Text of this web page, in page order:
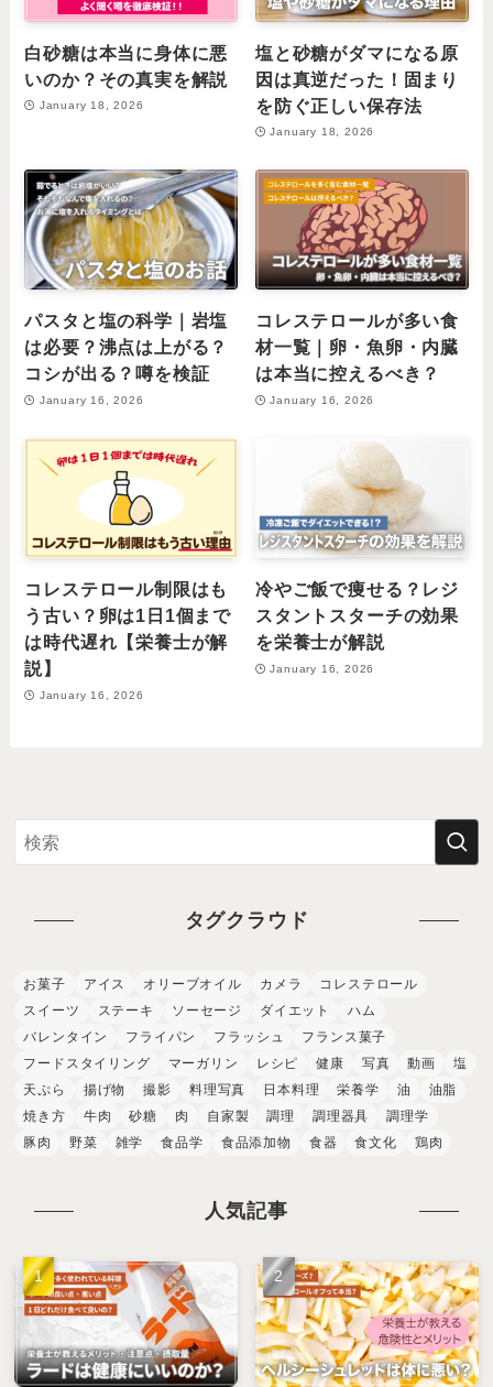
白砂糖は本当に身体に悪
いのか？その真実を解説
January 18, 2026
塩と砂糖がダマになる原
因は真逆だった！固まり
を防ぐ正しい保存法
January 18, 2026
パスタと塩の科学｜岩塩
は必要？沸点は上がる？
コシが出る？噂を検証
January 16, 2026
コレステロールが多い食
材一覧｜卵・魚卵・内臓
は本当に控えるべき？
January 16, 2026
コレステロール制限はも
う古い？卵は1日1個まで
は時代遅れ【栄養士が解
説】
January 16, 2026
冷やご飯で痩せる？レジ
スタントスターチの効果
を栄養士が解説
January 16, 2026
タグクラウド
お菓子 アイス オリーブオイル カメラ
コレステロール
スイーツ
ステーキ ソーセージ ダイエット
ハム
バレンタイン
フライパン フラッシュ
フランス菓子
フードスタイリング
マーガリン レシピ 健康 写真 動画
塩
天ぷら
揚げ物 撮影 料理写真 日本料理 栄養学 油
油脂
焼き方
牛肉 砂糖 肉 自家製 調理 調理器具
調理学
豚肉
野菜 雑学 食品学 食品添加物 食器 食文化 鶏肉
人気記事